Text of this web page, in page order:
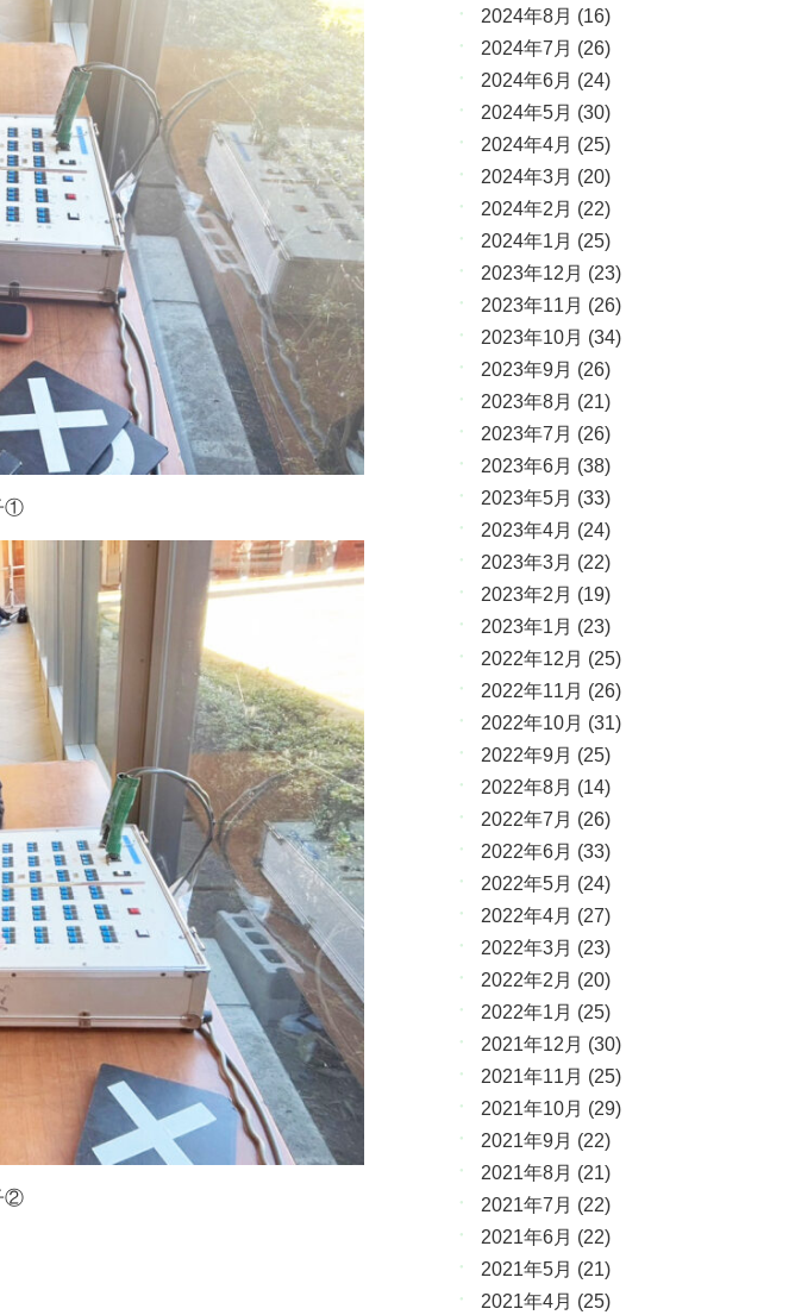
①
②
2024年8月 (16)
2024年7月 (26)
2024年6月 (24)
2024年5月 (30)
2024年4月 (25)
2024年3月 (20)
2024年2月 (22)
2024年1月 (25)
2023年12月 (23)
2023年11月 (26)
2023年10月 (34)
2023年9月 (26)
2023年8月 (21)
2023年7月 (26)
2023年6月 (38)
2023年5月 (33)
2023年4月 (24)
2023年3月 (22)
2023年2月 (19)
2023年1月 (23)
2022年12月 (25)
2022年11月 (26)
2022年10月 (31)
2022年9月 (25)
2022年8月 (14)
2022年7月 (26)
2022年6月 (33)
2022年5月 (24)
2022年4月 (27)
2022年3月 (23)
2022年2月 (20)
2022年1月 (25)
2021年12月 (30)
2021年11月 (25)
2021年10月 (29)
2021年9月 (22)
2021年8月 (21)
2021年7月 (22)
2021年6月 (22)
2021年5月 (21)
2021年4月 (25)